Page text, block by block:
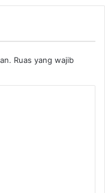
Ruas yang wajib